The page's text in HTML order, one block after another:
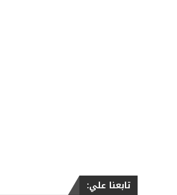
تابعنا علي: